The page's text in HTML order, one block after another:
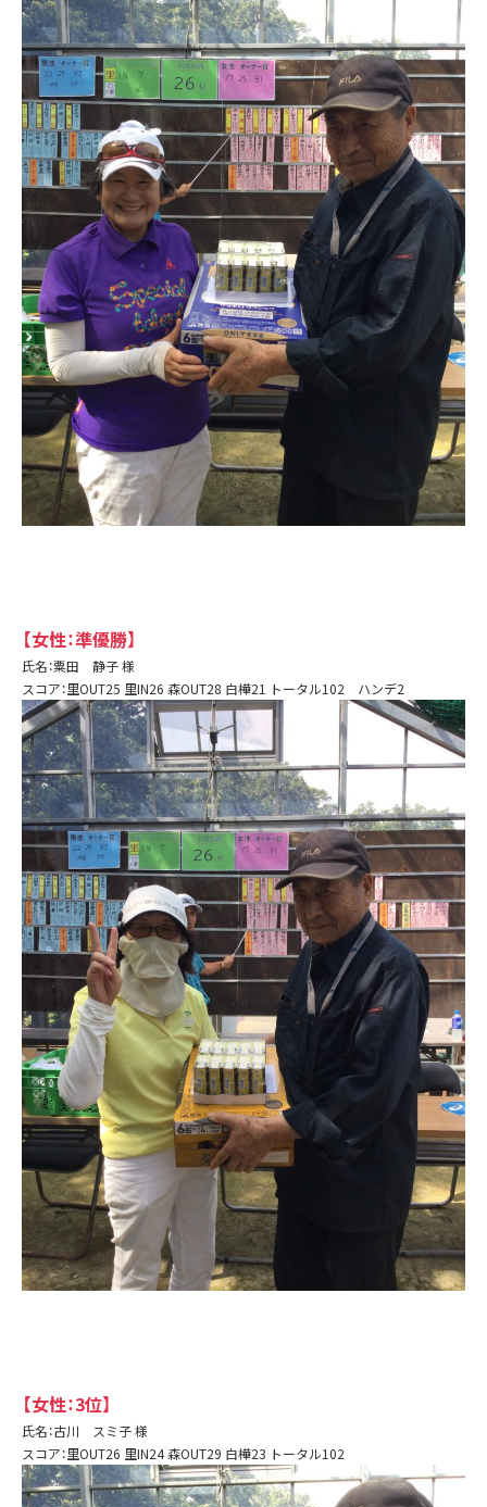
【女性：準優勝】
氏名：粟田 静子 様
スコア：里OUT25 里IN26 森OUT28 白樺21 トータル102 ハンデ2
【女性：3位】
氏名：古川 スミ子 様
スコア：里OUT26 里IN24 森OUT29 白樺23 トータル102